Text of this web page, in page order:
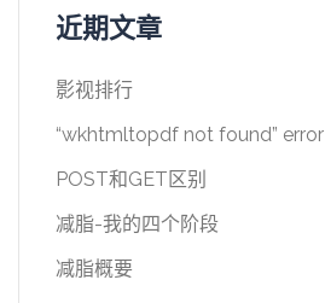
近期文章
影视排行
“wkhtmltopdf not found” error
POST和GET区别
减脂-我的四个阶段
减脂概要